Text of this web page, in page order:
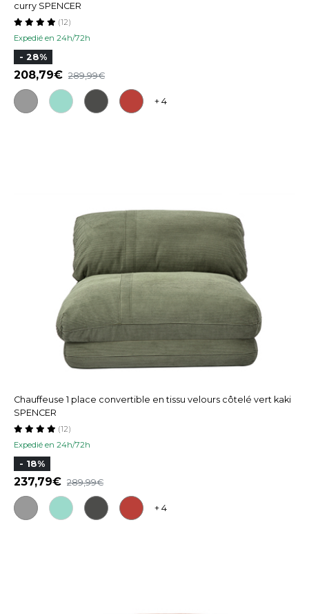
curry SPENCER
Expedié en 24h/72h
(12)
- 28%
208,79 289,99
+ 4
Chauffeuse 1 place convertible en tissu velours côtelé vert kaki
SPENCER
Expedié en 24h/72h
(12)
- 18%
237,79 289,99
+ 4